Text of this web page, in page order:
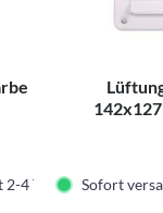
4 Tage. Sofort